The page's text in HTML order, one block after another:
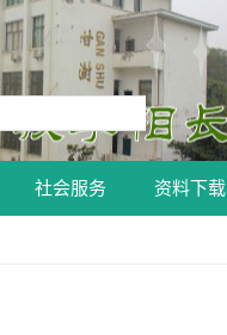
社会服务 资料下载